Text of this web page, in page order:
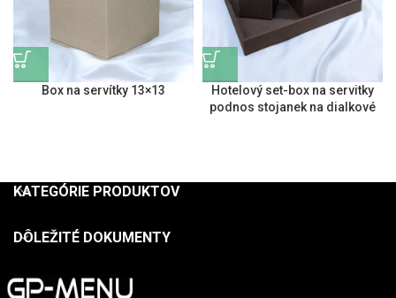
Box na servítky 13×13
Hotelový set-box na servitky
podnos stojanek na dialkové
KATEGÓRIE PRODUKTOV
DÔLEŽITÉ DOKUMENTY